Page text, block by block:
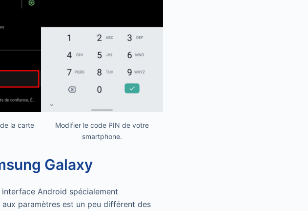
la carte
Modifier le code PIN de votre
smartphone.
Galaxy
interface Android spécialement
paramètres est un peu différent des